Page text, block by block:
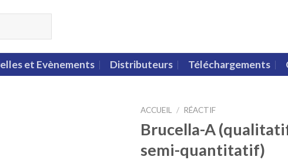
et Evènements Distributeurs Téléchargements
ACCUEIL / RÉACTIF
Brucella-A
semi-quantitatif)